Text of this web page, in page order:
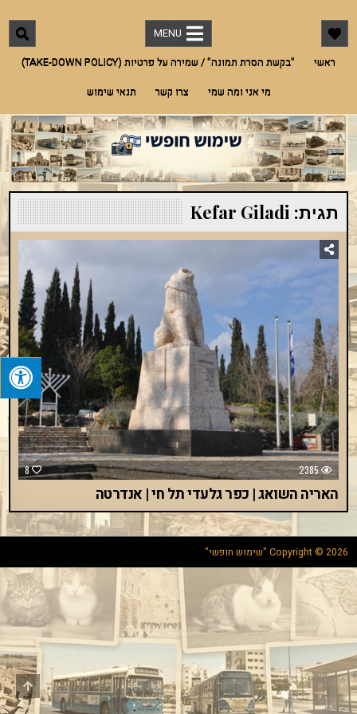
content
"שימוש חופשי"
מאגר תמונות חינמי לתמונות מארץ ישראל אך לא רק. אדריכלות, היסטוריה, מורשת,
בעלי חיים, טבע ועוד
MENU
ראשי
"בקשת הסרת תמונה" / שמירה על פרטיות (TAKE-DOWN POLICY)
מי אני ומה שמי
צרו קשר תנאי שימוש
תגית: Kefar Giladi
8 2385
האריה השואג | כפר גלעדי תל חי | אנדרטה
Copyright © 2026 "שימוש חופשי"
to
Top